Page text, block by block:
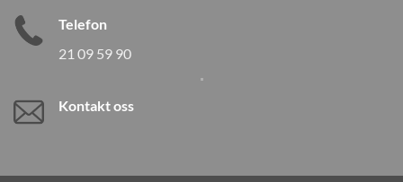
Telefon
21 09 59 90
Kontakt oss